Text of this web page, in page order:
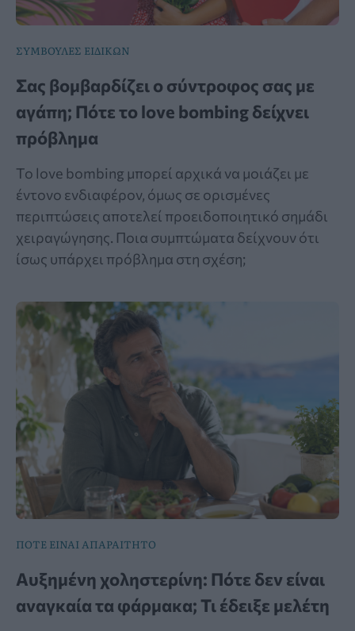
ΣΥΜΒΟΥΛΕΣ ΕΙΔΙΚΩΝ
Σας βομβαρδίζει ο σύντροφος σας με
αγάπη; Πότε το love bombing δείχνει
πρόβλημα
Το love bombing μπορεί αρχικά να μοιάζει με
έντονο ενδιαφέρον, όμως σε ορισμένες
περιπτώσεις αποτελεί προειδοποιητικό σημάδι
χειραγώγησης. Ποια συμπτώματα δείχνουν ότι
ίσως υπάρχει πρόβλημα στη σχέση;
ΠΟΤΕ ΕΙΝΑΙ ΑΠΑΡΑΙΤΗΤΟ
Αυξημένη χοληστερίνη: Πότε δεν είναι
αναγκαία τα φάρμακα; Τι έδειξε μελέτη